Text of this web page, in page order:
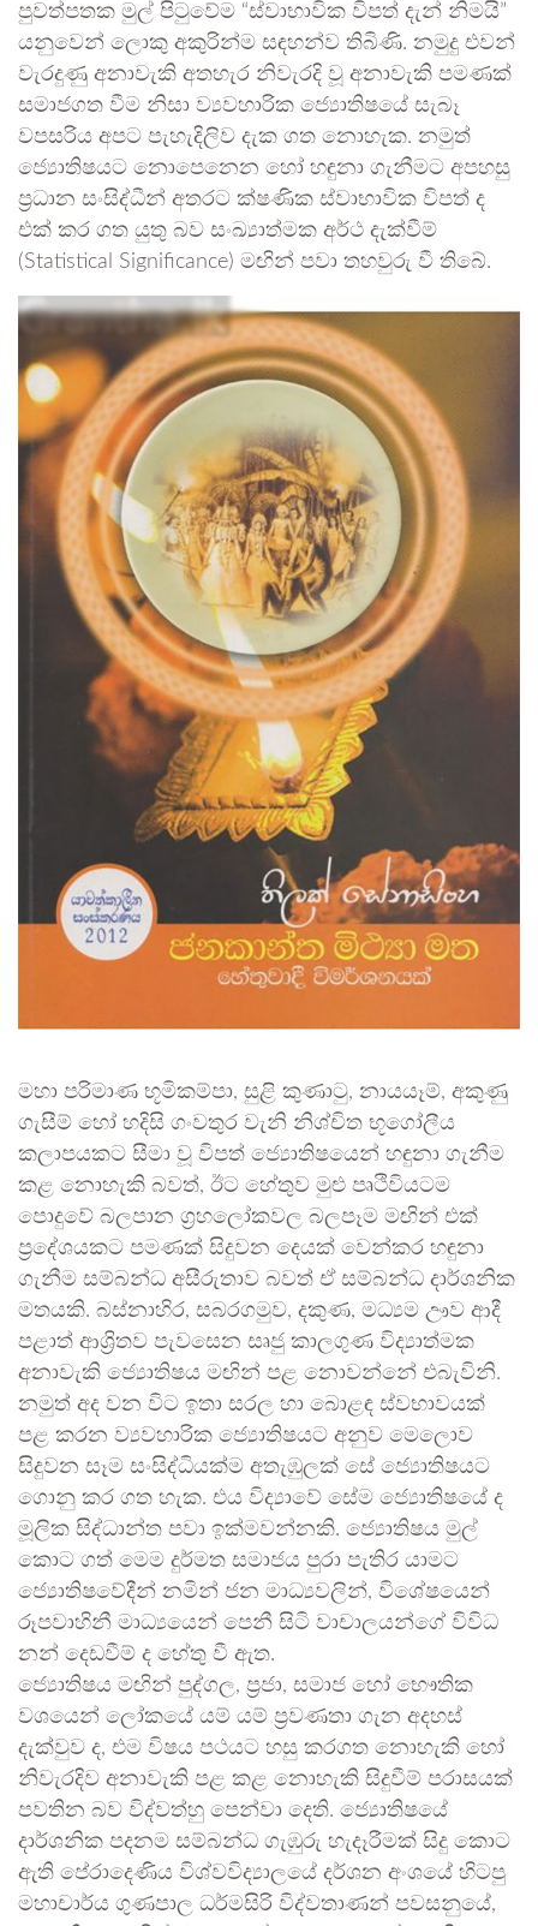
පුවත්පතක මුල් පිටුවේම “ස්වාභාවික විපත් දැන් නිමයි”
යනුවෙන් ලොකු අකුරින්ම සඳහන්ව තිබිණි. නමුදු එවන්
වැරදුණු අනාවැකි අතහැර නිවැරදි වූ අනාවැකි පමණක්
සමාජගත වීම නිසා ව්‍යවහාරික ජ්‍යොතිෂයේ සැබෑ
වපසරිය අපට පැහැදිලිව දැක ගත නොහැක. නමුත්
ජ්‍යොතිෂයට නොපෙනෙන හෝ හඳුනා ගැනීමට අපහසු
ප්‍රධාන සංසිද්ධීන් අතරට ක්ෂණික ස්වාභාවික විපත් ද
එක් කර ගත යුතු බව සංඛ්‍යාත්මක අර්ථ දැක්වීම්
(Statistical Significance) මඟින් පවා තහවුරු වී තිබේ.
​මහා පරිමාණ භූමිකම්පා, සුළි කුණාටු, නායයෑම්, අකුණු
ගැසීම් හෝ හදිසි ගංවතුර වැනි නිශ්චිත භූගෝලීය
කලාපයකට සීමා වූ විපත් ජ්‍යොතිෂයෙන් හඳුනා ගැනීම
කළ නොහැකි බවත්, ඊට හේතුව මුළු පෘථිවියටම
පොදුවේ බලපාන ග්‍රහලෝකවල බලපෑම මඟින් එක්
ප්‍රදේශයකට පමණක් සිදුවන දෙයක් වෙන්කර හඳුනා
ගැනීම සම්බන්ධ අසීරුතාව බවත් ඒ සම්බන්ධ දාර්ශනික
මතයකි. බස්නාහිර, සබරගමුව, දකුණ, මධ්‍යම ඌව ආදී
පළාත් ආශ්‍රිතව පැවසෙන සෘජු කාලගුණ විද්‍යාත්මක
අනාවැකි ජ්‍යොතිෂය මඟින් පළ නොවන්නේ එබැවිනි.
නමුත් අද වන විට ඉතා සරල හා බොළඳ ස්වභාවයක්
පළ කරන ව්‍යවහාරික ජ්‍යොතිෂයට අනුව මෙලොව
සිදුවන සෑම සංසිද්ධියක්ම අතැඹුලක් සේ ජ්‍යොතිෂයට
ගොනු කර ගත හැක. එය විද්‍යාවේ සේම ජ්‍යොතිෂයේ ද
මූලික සිද්ධාන්ත පවා ඉක්මවන්නකි. ජ්‍යොතිෂය මුල්
කොට ගත් මෙම දුර්මත සමාජය පුරා පැතිර යාමට
ජ්‍යොතිෂවේදීන් නමින් ජන මාධ්‍යවලින්, විශේෂයෙන්
රූපවාහිනී මාධ්‍යයෙන් පෙනී සිටි වාචාලයන්ගේ විවිධ
නන් දෙඩවීම් ද හේතු වී ඇත.
​ජ්‍යොතිෂය මඟින් පුද්ගල, ප්‍රජා, සමාජ හෝ භෞතික
වශයෙන් ලෝකයේ යම් යම් ප්‍රවණතා ගැන අදහස්
දැක්වුව ද, එම විෂය පථයට හසු කරගත නොහැකි හෝ
නිවැරදිව අනාවැකි පළ කළ නොහැකි සිදුවීම් පරාසයක්
පවතින බව විද්වත්හු පෙන්වා දෙති. ජ්‍යොතිෂයේ
දාර්ශනික පදනම සම්බන්ධ ගැඹුරු හැදෑරීමක් සිදු කොට
ඇති පේරාදෙණිය විශ්වවිද්‍යාලයේ දර්ශන අංශයේ හිටපු
මහාචාර්ය ගුණපාල ධර්මසිරි විද්වතාණන් පවසනුයේ,